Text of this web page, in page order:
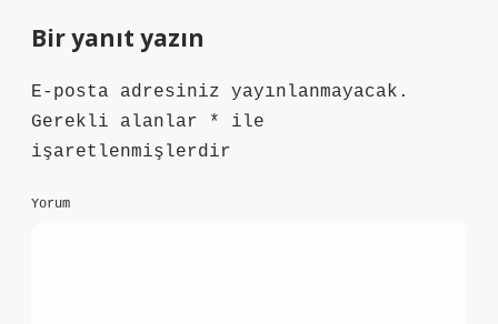
Bir yanıt yazın
E-posta adresiniz yayınlanmayacak.
Gerekli alanlar
*
ile
işaretlenmişlerdir
Yorum